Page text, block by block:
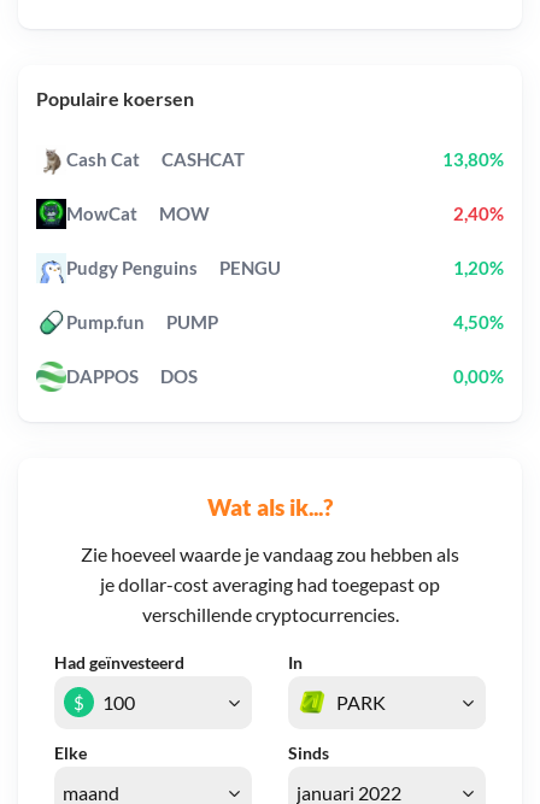
Wat als ik...?
Zie hoeveel waarde je vandaag zou hebben als
je dollar-cost averaging had toegepast op
verschillende cryptocurrencies.
Had geïnvesteerd In
Elke Sinds
$
Populaire koersen
Cash Cat CASHCAT 13,80%
MowCat MOW 2,40%
Pudgy Penguins PENGU 1,20%
Pump.fun PUMP 4,50%
DAPPOS DOS 0,00%